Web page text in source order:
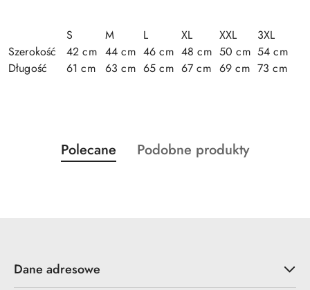
S M L XL XXL
3XL
Szerokość
42 cm 44 cm 46 cm 48 cm 50 cm 54 cm
Długość
61 cm 63 cm 65 cm 67 cm 69 cm 73 cm
Pomiń karuzelę produktów
Produkty
o
Polecane
Produkty
Podobne produkty
Dane adresowe